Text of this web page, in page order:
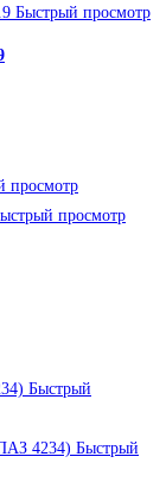
Быстрый просмотр
просмотр
просмотр
Быстрый
Быстрый